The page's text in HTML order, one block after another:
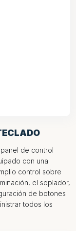
de control
con una
control sobre
el soplador,
de botones
todos los